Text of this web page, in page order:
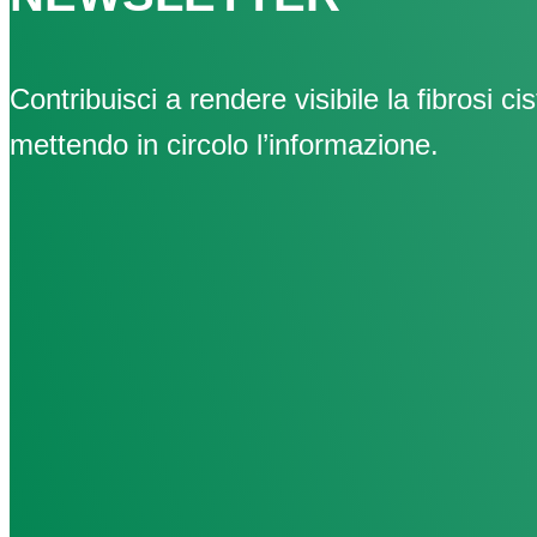
Contribuisci a rendere visibile la fibrosi
mettendo in circolo l’informazione.